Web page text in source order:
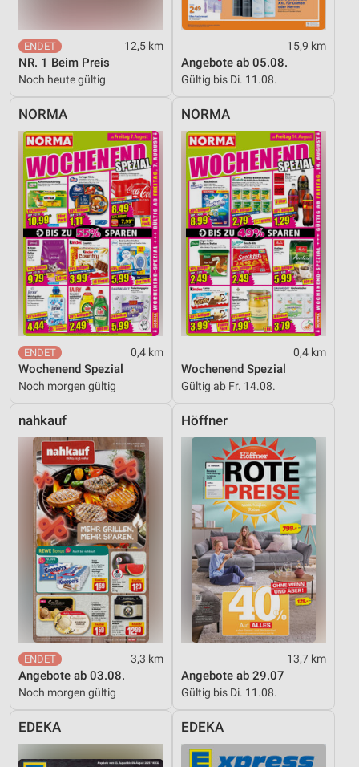
12,5 km
NR. 1 Beim Preis
Noch heute gültig
15,9 km
Angebote ab 05.08.
Gültig bis Di. 11.08.
NORMA
0,4 km
Wochenend Spezial
Noch morgen gültig
NORMA
0,4 km
Wochenend Spezial
Gültig ab Fr. 14.08.
nahkauf
3,3 km
Angebote ab 03.08.
Noch morgen gültig
Höffner
13,7 km
Angebote ab 29.07
Gültig bis Di. 11.08.
EDEKA EDEKA